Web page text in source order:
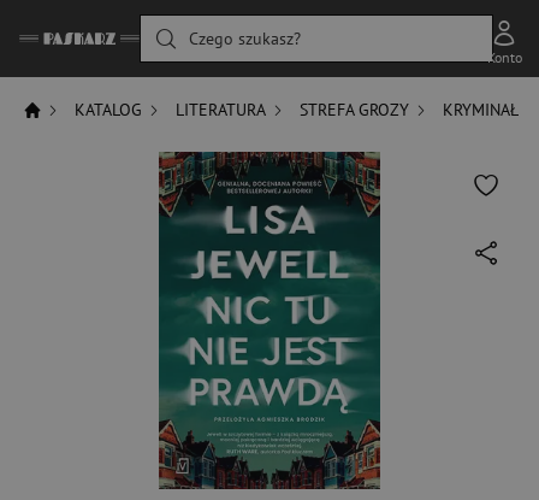
Czego szukasz?
Konto
KATALOG LITERATURA STREFA GROZY KRYMINAŁ